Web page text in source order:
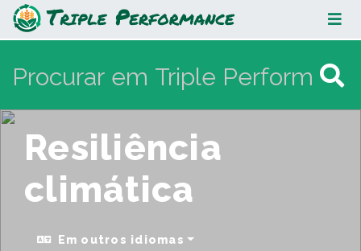
Resiliência climática
Resiliência
climática
Em outros idiomas